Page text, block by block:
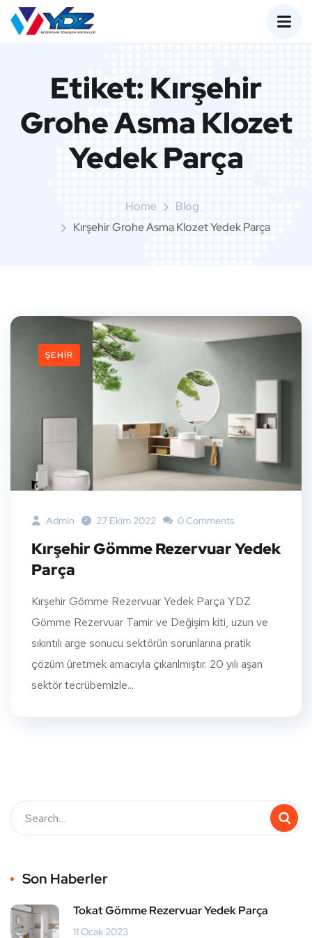
Etiket:Kırşehir
Grohe Asma Klozet
Yedek Parça
Home
Blog
Kırşehir Grohe Asma Klozet Yedek Parça
ŞEHIR
Admin 27 Ekim 2022 0 Comments
Kırşehir Gömme Rezervuar Yedek
Parça
Kırşehir Gömme Rezervuar Yedek Parça YDZ
Gömme Rezervuar Tamir ve Değişim kiti, uzun ve
sıkıntılı arge sonucu sektörün sorunlarına pratik
çözüm üretmek amacıyla çıkarılmıştır. 20 yılı aşan
sektör tecrübemizle...
Son Haberler
Tokat Gömme Rezervuar Yedek Parça
11 Ocak 2023